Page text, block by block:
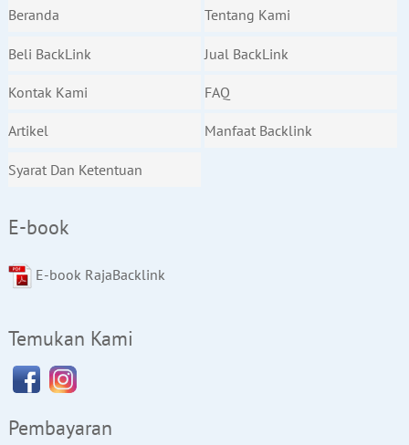
Beranda Tentang Kami
Beli BackLink Jual BackLink
Kontak Kami FAQ
Artikel Manfaat Backlink
Syarat Dan Ketentuan
E-book
E-book RajaBacklink
Temukan Kami
Pembayaran